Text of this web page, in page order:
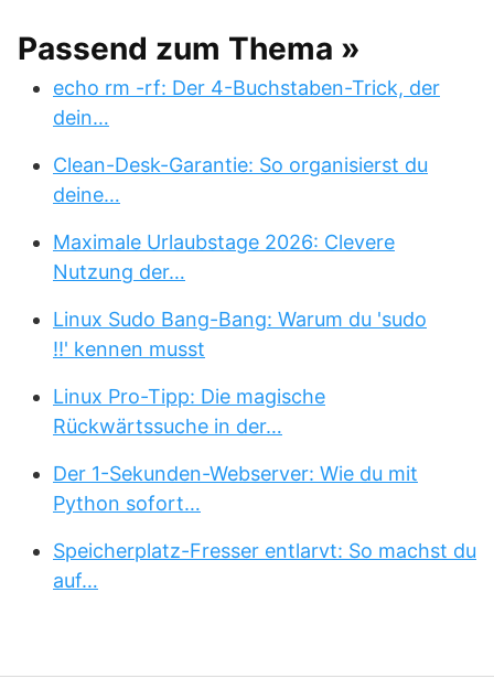
Passend zum Thema »
echo rm -rf: Der 4-Buchstaben-Trick, der
dein…
Clean-Desk-Garantie: So organisierst du
deine…
Maximale Urlaubstage 2026: Clevere
Nutzung der…
Linux Sudo Bang-Bang: Warum du 'sudo
!!' kennen musst
Linux Pro-Tipp: Die magische
Rückwärtssuche in der…
Der 1-Sekunden-Webserver: Wie du mit
Python sofort…
Speicherplatz-Fresser entlarvt: So machst du
auf…